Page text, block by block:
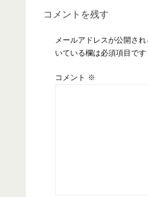
コメントを残す
メールアドレスが公開され
いている欄は必須項目です
コメント ※